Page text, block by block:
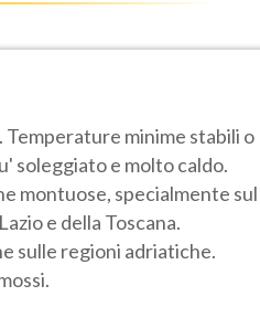
minime stabili o
soleggiato e molto caldo.
montuose, specialmente sul
e della Toscana.
sulle regioni adriatiche.